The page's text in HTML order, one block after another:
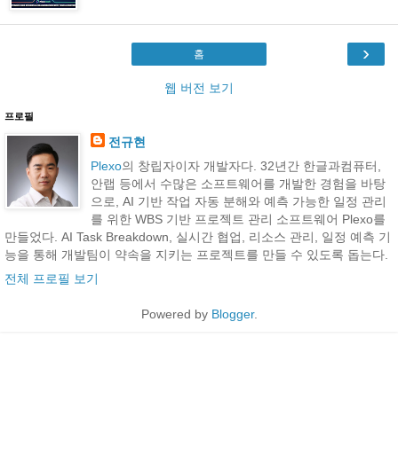
›
홈
웹 버전 보기
프로필
전규현
Plexo의 창립자이자 개발자다. 32년간 한글과컴퓨터,
안랩 등에서 수많은 소프트웨어를 개발한 경험을 바탕
으로, AI 기반 작업 자동 분해와 예측 가능한 일정 관리
를 위한 WBS 기반 프로젝트 관리 소프트웨어 Plexo를
만들었다. AI Task Breakdown, 실시간 협업, 리소스 관리, 일정 예측 기
능을 통해 개발팀이 약속을 지키는 프로젝트를 만들 수 있도록 돕는다.
전체 프로필 보기
Powered by Blogger.